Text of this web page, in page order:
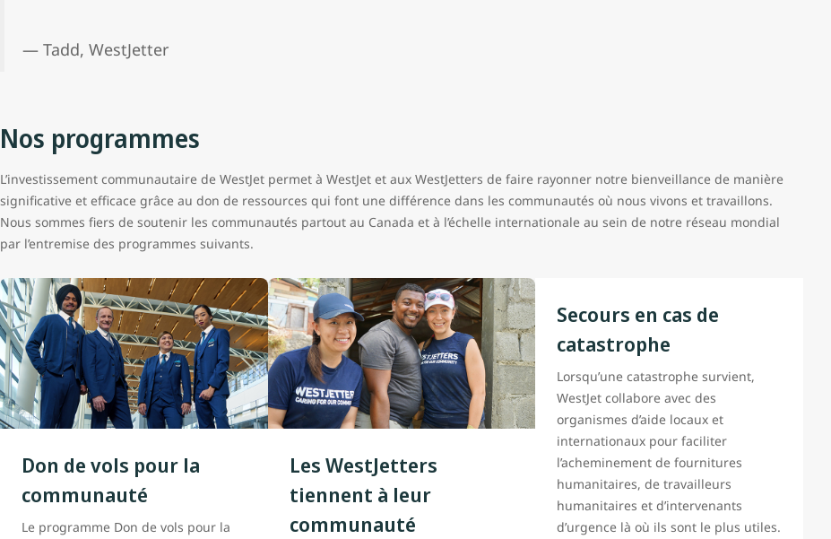
— Tadd, WestJetter
Nos programmes
L’investissement communautaire de WestJet permet à WestJet et aux WestJetters de faire rayonner notre bienveillance de manière
significative et efficace grâce au don de ressources qui font une différence dans les communautés où nous vivons et travaillons.
Nous sommes fiers de soutenir les communautés partout au Canada et à l’échelle internationale au sein de notre réseau mondial
par l’entremise des programmes suivants.
Don de vols pour la
communauté
Le programme Don de vols pour la
Les WestJetters
tiennent à leur
communauté
Secours en cas de
catastrophe
Lorsqu’une catastrophe survient,
WestJet collabore avec des
organismes d’aide locaux et
internationaux pour faciliter
l’acheminement de fournitures
humanitaires, de travailleurs
humanitaires et d’intervenants
d’urgence là où ils sont le plus utiles.